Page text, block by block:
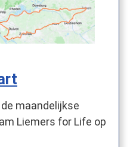
maandelijkse
Liemers for Life op